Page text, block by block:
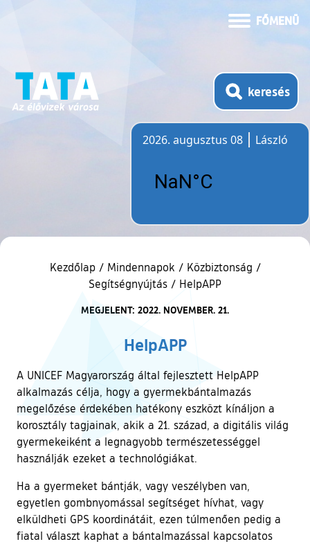
FŐMENÜ
keresés
2026. augusztus 08
László
Kezdőlap / Mindennapok / Közbiztonság /
Segítségnyújtás / HelpAPP
MEGJELENT: 2022. NOVEMBER. 21.
HelpAPP
A UNICEF Magyarország által fejlesztett HelpAPP
alkalmazás célja, hogy a gyermekbántalmazás
megelőzése érdekében hatékony eszközt kínáljon a
korosztály tagjainak, akik a 21. század, a digitális világ
gyermekeiként a legnagyobb természetességgel
használják ezeket a technológiákat.
Ha a gyermeket bántják, vagy veszélyben van,
egyetlen gombnyomással segítséget hívhat, vagy
elküldheti GPS koordinátáit, ezen túlmenően pedig a
fiatal választ kaphat a bántalmazással kapcsolatos